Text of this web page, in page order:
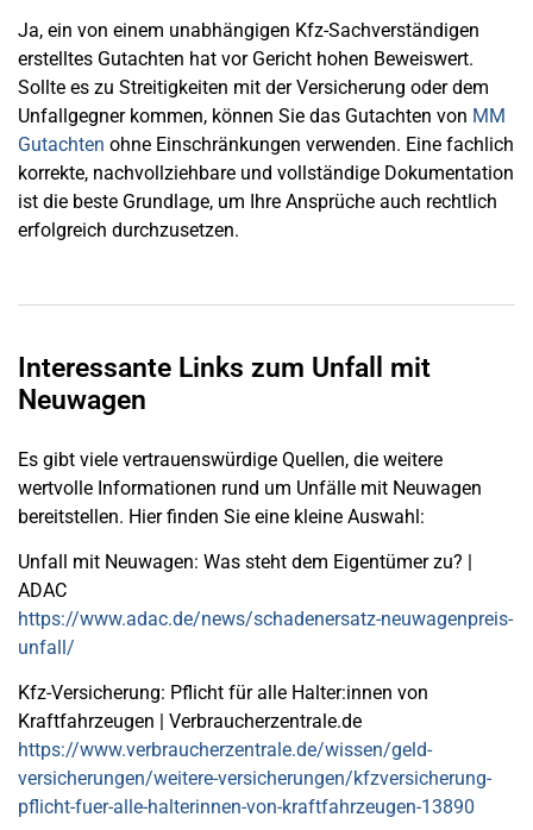
Ja, ein von einem unabhängigen Kfz-Sachverständigen
erstelltes Gutachten hat vor Gericht hohen Beweiswert.
Sollte es zu Streitigkeiten mit der Versicherung oder dem
Unfallgegner kommen, können Sie das Gutachten von MM
Gutachten ohne Einschränkungen verwenden. Eine fachlich
korrekte, nachvollziehbare und vollständige Dokumentation
ist die beste Grundlage, um Ihre Ansprüche auch rechtlich
erfolgreich durchzusetzen.
Interessante Links zum Unfall mit
Neuwagen
Es gibt viele vertrauenswürdige Quellen, die weitere
wertvolle Informationen rund um Unfälle mit Neuwagen
bereitstellen. Hier finden Sie eine kleine Auswahl:
Unfall mit Neuwagen: Was steht dem Eigentümer zu? |
ADAC
https://www.adac.de/news/schadenersatz-neuwagenpreis-
unfall/
Kfz-Versicherung: Pflicht für alle Halter:innen von
Kraftfahrzeugen | Verbraucherzentrale.de
https://www.verbraucherzentrale.de/wissen/geld-
versicherungen/weitere-versicherungen/kfzversicherung-
pflicht-fuer-alle-halterinnen-von-kraftfahrzeugen-13890